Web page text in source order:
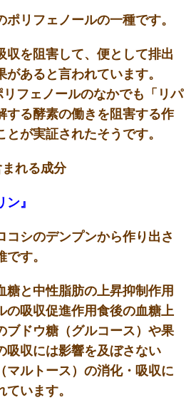
リフェノールの一種です。
収を阻害して、便として排出
あると言われています。
フェノールのなかでも「リパ
する酵素の働きを阻害する作
が実証されたそうです。
れる成分
』
コシのデンプンから作り出さ
す。
と中性脂肪の上昇抑制作用
吸収促進作用食後の血糖上
ブドウ糖（グルコース）や果
吸収には影響を及ぼさない
マルトース）の消化・吸収に
います。